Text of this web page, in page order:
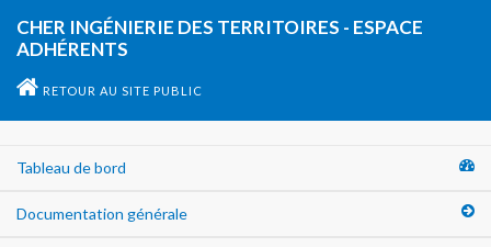
CHER INGÉNIERIE DES TERRITOIRES - ESPACE
ADHÉRENTS
RETOUR AU SITE PUBLIC
Tableau de bord
Documentation générale